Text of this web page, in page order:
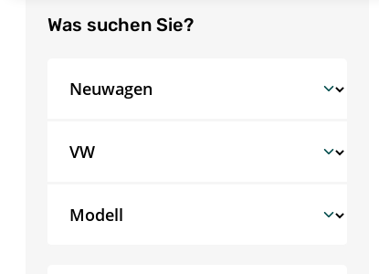
Was suchen Sie?